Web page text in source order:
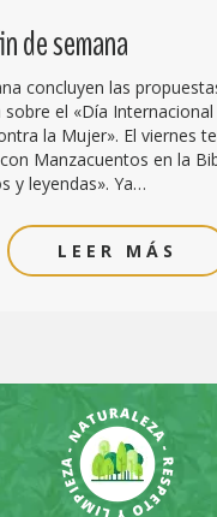
de semana
concluyen las
el «Día Internacional
la Mujer». El viernes
Manzacuentos en la
y leyendas». Ya…
LEER MÁS